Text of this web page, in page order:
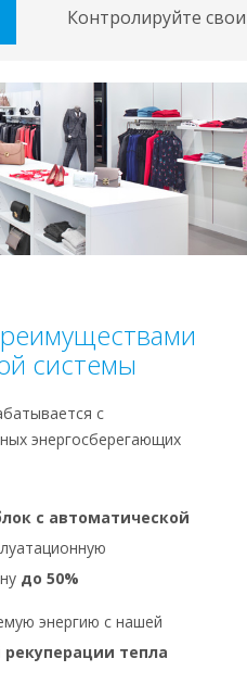
Контролируйте
системы
с
энергосберегающих
с автоматической
до 50%
энергию с нашей
рекуперации тепла